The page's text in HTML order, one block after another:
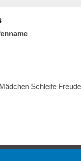
Schleife